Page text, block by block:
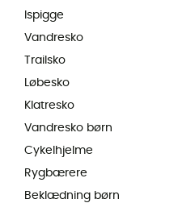
Ispigge
Vandresko
Trailsko
Løbesko
Klatresko
Vandresko børn
Cykelhjelme
Rygbærere
Beklædning børn